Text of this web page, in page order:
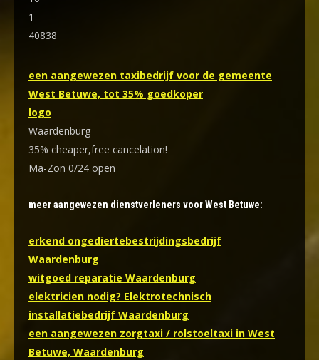
1
40838
een aangewezen taxibedrijf voor de gemeente
West Betuwe, tot 35% goedkoper
logo
Waardenburg
35% cheaper,free cancelation!
Ma-Zon 0/24 open
meer aangewezen dienstverleners voor West Betuwe:
erkend ongediertebestrijdingsbedrijf
Waardenburg
witgoed reparatie Waardenburg
elektricien nodig? Elektrotechnisch
installatiebedrijf Waardenburg
een aangewezen zorgtaxi / rolstoeltaxi in West
Betuwe, Waardenburg